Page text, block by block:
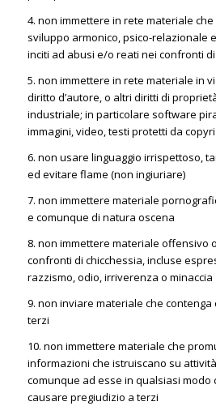
4. non immettere in rete materiale
sviluppo armonico, psico-relazionale
inciti ad abusi e/o reati nei confronti
5. non immettere in rete materiale in
diritto d’autore, o altri diritti di
industriale; in particolare software
immagini, video, testi protetti da
6. non usare linguaggio irrispettoso,
ed evitare flame (non ingiuriare)
7. non immettere materiale
e comunque di natura oscena
8. non immettere materiale offensivo
confronti di chicchessia, incluse
razzismo, odio, irriverenza o minaccia
9. non inviare materiale che
terzi
10. non immettere materiale che
informazioni che istruiscano su
comunque ad esse in qualsiasi modo
causare pregiudizio a terzi